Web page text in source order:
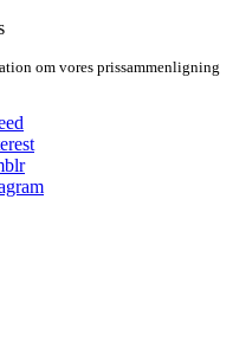
om vores prissammenligning